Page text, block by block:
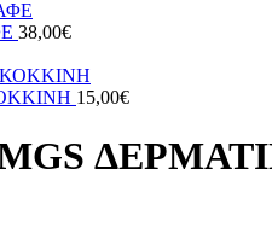
38,00€
15,00€